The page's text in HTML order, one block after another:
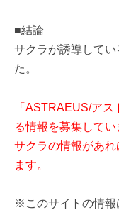
■結論
サクラが誘導して
た。
「ASTRAEUS/ア
る情報を募集して
サクラの情報があ
ます。
※このサイトの情報